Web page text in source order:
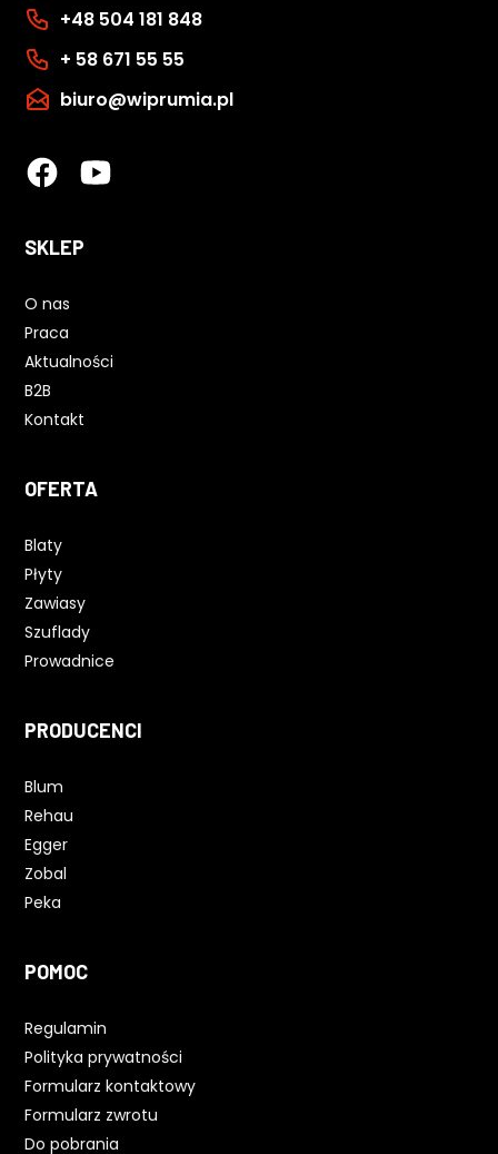
+48 504 181 848
+ 58 671 55 55
biuro@wiprumia.pl
SKLEP
O nas
Praca
Aktualności
B2B
Kontakt
OFERTA
Blaty
Płyty
Zawiasy
Szuflady
Prowadnice
PRODUCENCI
Blum
Rehau
Egger
Zobal
Peka
POMOC
Regulamin
Polityka prywatności
Formularz kontaktowy
Formularz zwrotu
Do pobrania